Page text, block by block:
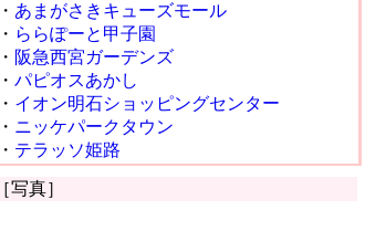
・ あまがさきキューズモール
・ ららぽーと甲子園
・ 阪急西宮ガーデンズ
・ パピオスあかし
・ イオン明石ショッピングセンター
・ ニッケパークタウン
・ テラッソ姫路
［写真］